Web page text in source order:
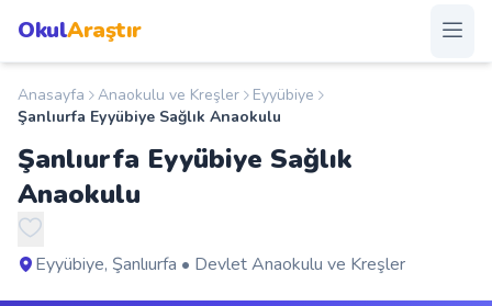
OkulAraştır
Anasayfa
Okullar
Şehirler
Anasayfa Anaokulu ve Kreşler
Eyyübiye
Şanlıurfa Eyyübiye Sağlık Anaokulu
Şanlıurfa Eyyübiye Sağlık
Anaokulu
Eyyübiye, Şanlıurfa • Devlet Anaokulu ve Kreşler